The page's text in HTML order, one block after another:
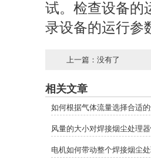
试。检查设备的
录设备的运行参
上一篇：没有了
相关文章
如何根据气体流量选择合适
风量的大小对焊接烟尘处理
电机如何带动整个焊接烟尘